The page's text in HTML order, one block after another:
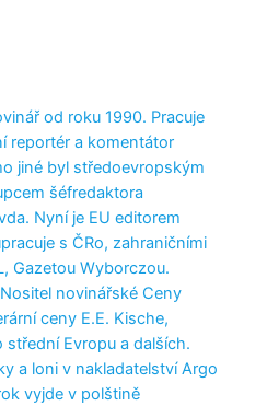
od roku 1990. Pracuje
reportér a komentátor
jiné byl středoevropským
šéfredaktora
Nyní je EU editorem
s ČRo, zahraničními
Gazetou Wyborczou.
novinářské Ceny
ceny E.E. Kische,
střední Evropu a dalších.
a loni v nakladatelství Argo
vyjde v polštině